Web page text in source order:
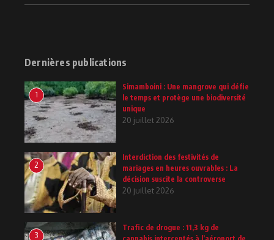
Dernières publications
1
Simamboini : Une mangrove qui défie
le temps et protège une biodiversité
unique
20 juillet 2026
2
Interdiction des festivités de
mariages en heures ouvrables : La
décision suscite la controverse
20 juillet 2026
3
Trafic de drogue : 11,3 kg de